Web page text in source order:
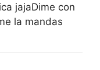
jajaDime con
la mandas